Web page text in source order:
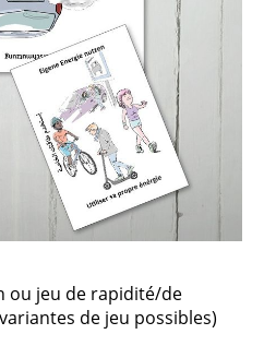
ou jeu de rapidité/de
de jeu possibles)